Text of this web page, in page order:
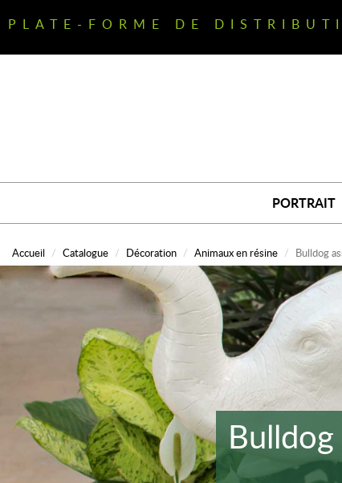
au
principal
PLATE-FORME DE
PORTRAIT
Accueil Catalogue Décoration Animaux en résine Bulldog